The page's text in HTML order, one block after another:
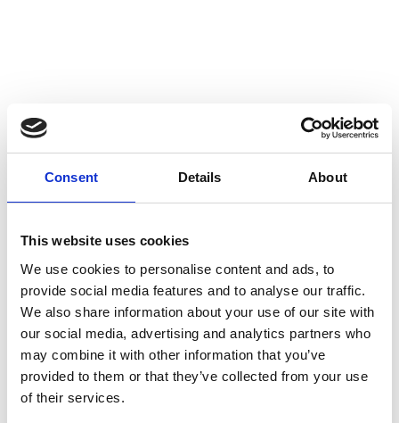
Consent Details About
This website uses cookies
We use cookies to personalise content and ads, to
provide social media features and to analyse our traffic.
We also share information about your use of our site with
our social media, advertising and analytics partners who
may combine it with other information that you’ve
provided to them or that they’ve collected from your use
of their services.
Om Kunstsilo UNG:
Arrangementer og Drop in for
deg mellom 13 og 18
Alle mellom 0-18 år har gratis inngang til Kunstsilo.
Hver torsdag og fredag fra kl. 17.00-20.30 er
Multisalen kun for unge. Her kan du bare henge
med venner, slappe av, lage noe, gjøre lekser – det